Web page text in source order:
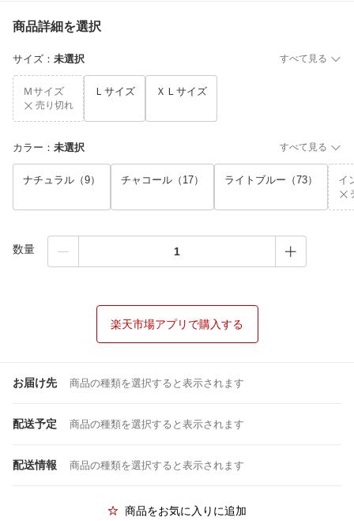
商品詳細を選択
サイズ ： 未選択 すべて見る
Ｍサイズ
売り切れ
Ｌサイズ ＸＬサイズ
カラー ： 未選択 すべて見る
ナチュラル（9） チャコール（17） ライトブルー（73） イ
数量
楽天市場アプリで購入する
お届け先 商品の種類を選択すると表示されます
配送予定 商品の種類を選択すると表示されます
配送情報 商品の種類を選択すると表示されます
商品をお気に入りに追加